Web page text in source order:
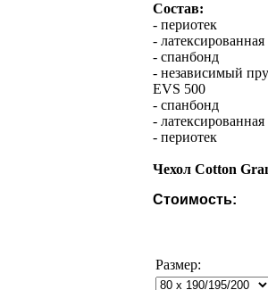
Состав:
- периотек
-
- спанбонд
- независимый
EVS 500
- спанбонд
-
- периотек
Чехол Cotton
Стоимость:
Размер: